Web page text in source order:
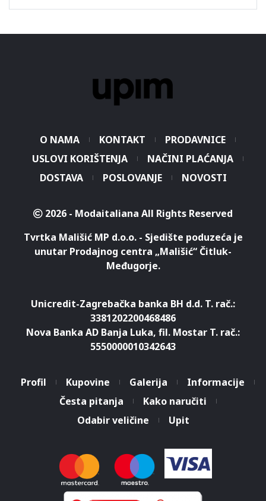
O NAMA KONTAKT
PRODAVNICE
USLOVI KORIŠTENJA
NAČINI PLAĆANJA
DOSTAVA
POSLOVANJE NOVOSTI
2026 - Modaitaliana All Rights Reserved
Tvrtka Mališić MP d.o.o. - Sjedište poduzeća je
unutar Prodajnog centra „Mališić“ Čitluk-
Međugorje.
Unicredit-Zagrebačka banka BH d.d. T. rač.:
3381202200468486
Nova Banka AD Banja Luka, fil. Mostar T. rač.:
5550000010342643
Profil Kupovine Galerija
Informacije
Česta pitanja
Kako naručiti
Odabir veličine
Upit